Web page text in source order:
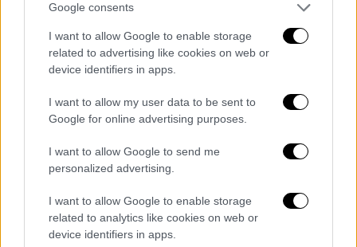
Google consents
I want to allow Google to enable storage
related to advertising like cookies on web or
device identifiers in apps.
I want to allow my user data to be sent to
Google for online advertising purposes.
I want to allow Google to send me
personalized advertising.
I want to allow Google to enable storage
related to analytics like cookies on web or
device identifiers in apps.
Το εναρκτήριο παιχνίδι της διοργάνωσης θα
είναι ο αγώνας της Ιντερ Μαϊάμι του Μέσι με
την αιγυπτιακή Αλ Αχλί, στις 15 Ιουνίου στο
Μαϊάμι. Οι 16 σύλλογοι που θα τερματίσουν
στις δύο πρώτες θέσεις σε κάθε έναν από
τους 8 ομίλους θα προκριθούν στη φάση των
προγραμματιστεί στο «MetLife Stadium» της
Νέας Υόρκης, όπου θα διεξαχθεί το
Παγκόσμιο Κύπελλο του 2026.
Οι οχτώ όμιλοι